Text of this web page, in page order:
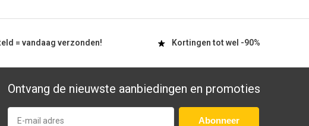
= vandaag verzonden! Kortingen tot wel -90%
Ontvang de nieuwste aanbiedingen en promoties
Abonneer